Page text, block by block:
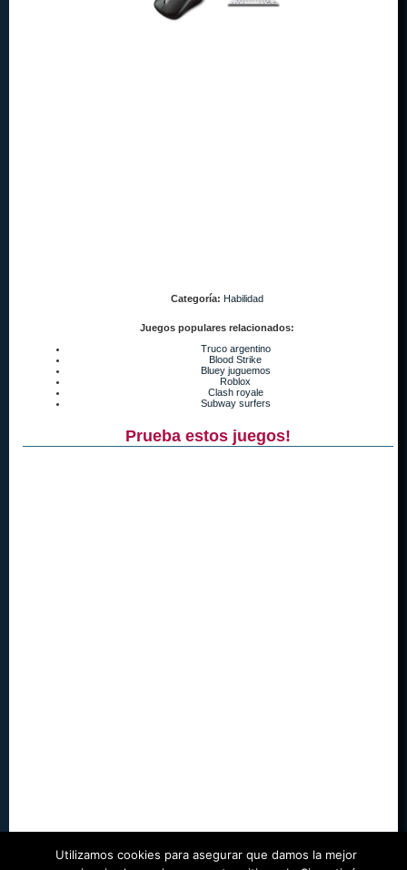
Categoría: Habilidad
Juegos populares relacionados:
Truco argentino
Blood Strike
Bluey juguemos
Roblox
Clash royale
Subway surfers
Prueba estos juegos!
Utilizamos cookies para asegurar que damos la mejor